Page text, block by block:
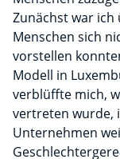
Zunächst war
Menschen sich
vorstellen
Modell in
verblüffte mich,
vertreten wurde,
Unternehmen